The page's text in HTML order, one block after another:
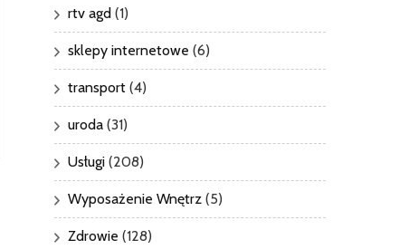
rtv agd (1)
sklepy internetowe (6)
transport (4)
uroda (31)
Usługi (208)
Wyposażenie Wnętrz (5)
Zdrowie (128)